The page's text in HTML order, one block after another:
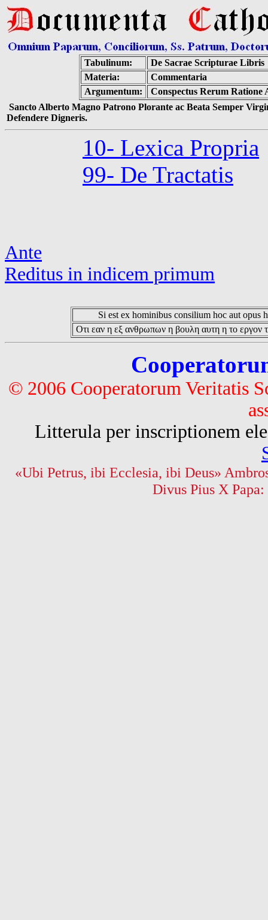
Tabulinum:
De Sacrae Scripturae Libris
Materia:
Commentaria
Argumentum:
Conspectus Rerum
Sancto Alberto Magno Patrono Plorante ac Beata Semper
Defendere Digneris.
10- Lexica Propria
99- De Tractatis
Ante
Reditus in indicem primum
Si est ex hominibus consilium hoc aut opus
Οτι εαν η εξ ανθρωπων η βουλη αυτη η το εργον
© 2006 Cooperatorum Veritatis
Litterula per inscriptionem
«Ubi Petrus, ibi Ecclesia, ibi Deus»
Divus Pius X Papa: